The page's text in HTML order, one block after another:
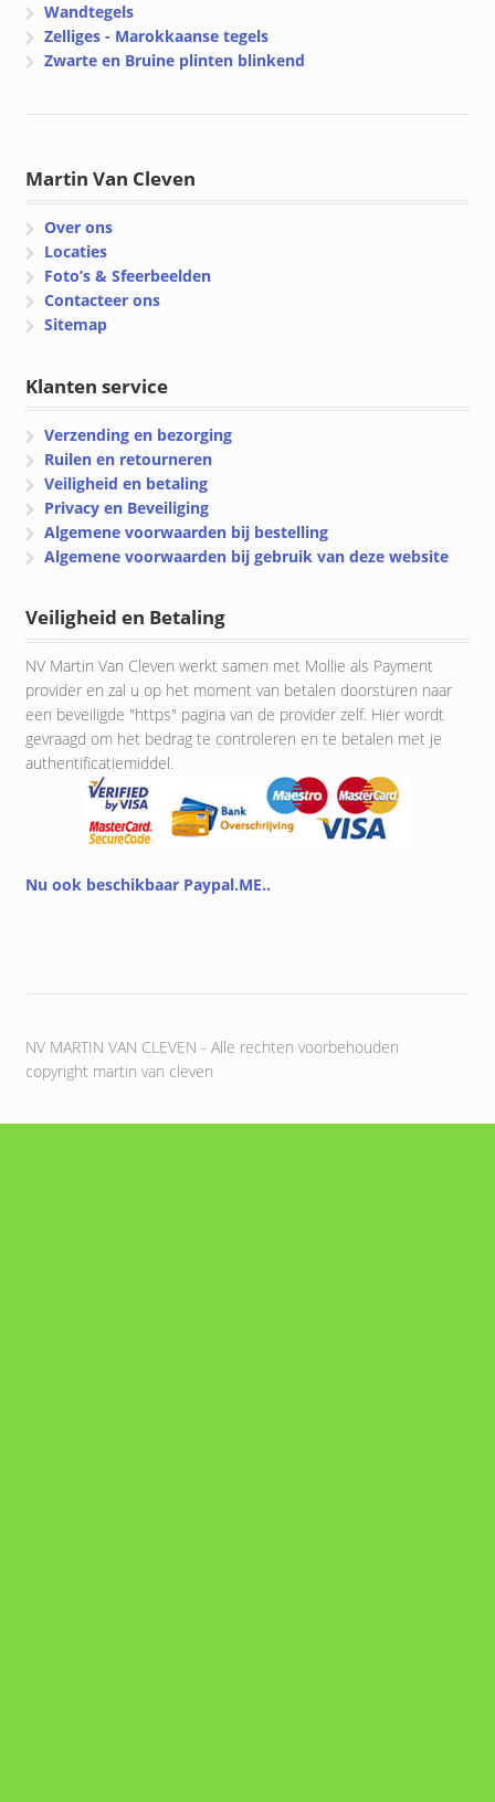
Wandtegels
Zelliges - Marokkaanse tegels
Zwarte en Bruine plinten blinkend
Martin Van Cleven
Over ons
Locaties
Foto’s & Sfeerbeelden
Contacteer ons
Sitemap
Klanten service
Verzending en bezorging
Ruilen en retourneren
Veiligheid en betaling
Privacy en Beveiliging
Algemene voorwaarden bij bestelling
Algemene voorwaarden bij gebruik van deze website
Veiligheid en Betaling
NV Martin Van Cleven werkt samen met Mollie als Payment
provider en zal u op het moment van betalen doorsturen naar
een beveiligde "https" pagina van de provider zelf. Hier wordt
gevraagd om het bedrag te controleren en te betalen met je
authentificatiemiddel.
Nu ook beschikbaar Paypal.ME..
NV MARTIN VAN CLEVEN - Alle rechten voorbehouden
copyright martin van cleven